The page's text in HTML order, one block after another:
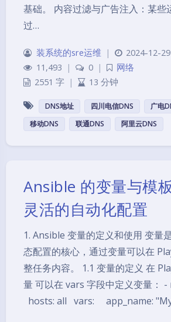
基础。 内容过滤与广告注入：某些
过…
装系统的sre运维 | 2024-12-
11,493
| 0 |
网络
2551 字 | 13 分钟
DNS地址 四川电信DNS 广电
移动DNS
联通DNS 阿里云DNS
Ansible 的变量与模
灵活的自动化配置
1. Ansible 变量的定义和使用 变量
态配置的核心，通过变量可以在
整任务内容。 1.1 变量的定义 在
量 可以在 vars 字段中定义变量： -
hosts: all vars: app_name: